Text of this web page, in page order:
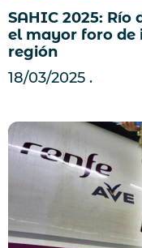
SAHIC 2025: Río
el mayor foro de
región
18/03/2025